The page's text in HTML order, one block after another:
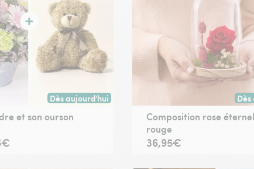
passée avant 17h) ou à la date de votre choix.
Dès aujourd'hui
Livraison dès aujourd'hui (pour toute commande
et son ourson
Composition rose
rouge
36,95€